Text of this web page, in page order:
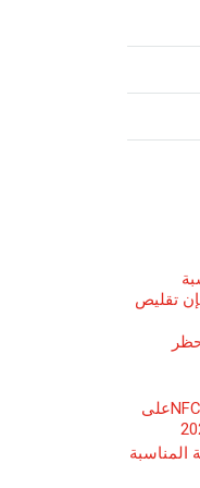
تقليص
كاسبرسكي تكشف عن ارتفاع هجماتNFCعلى